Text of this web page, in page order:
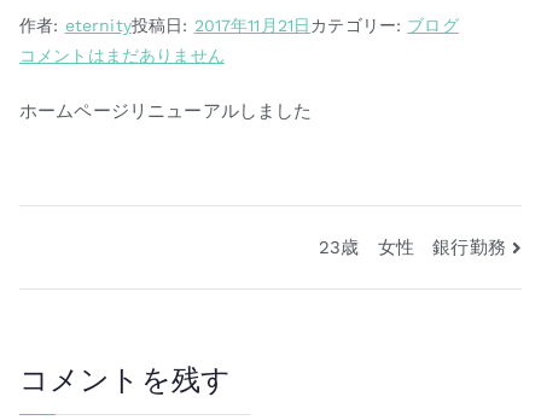
作者: eternity投稿日: 2017年11月21日カテゴリー: ブログ
コメントはまだありません
ホームページリニューアルしました
23歳 女性 銀行勤務
コメントを残す